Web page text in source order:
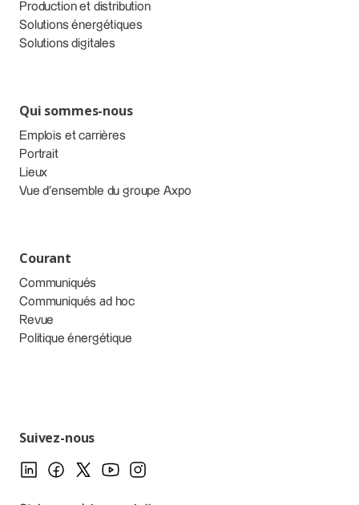
Production et distribution
Solutions énergétiques
Solutions digitales
Qui sommes-nous
Emplois et carrières
Portrait
Lieux
Vue d’ensemble du groupe Axpo
Courant
Communiqués
Communiqués ad hoc
Revue
Politique énergétique
Suivez-nous